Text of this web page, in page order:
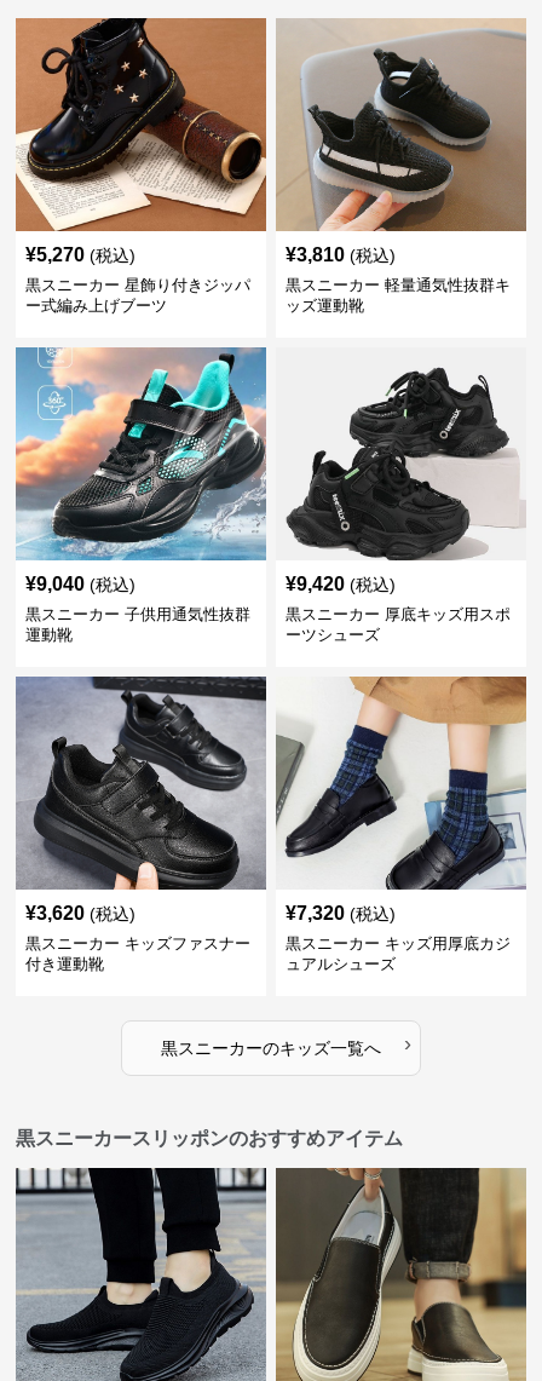
¥5,270 (税込)
黒スニーカー 星飾り付きジッパ
ー式編み上げブーツ
¥3,810 (税込)
黒スニーカー 軽量通気性抜群キ
ッズ運動靴
¥9,040 (税込)
黒スニーカー 子供用通気性抜群
運動靴
¥9,420 (税込)
黒スニーカー 厚底キッズ用スポ
ーツシューズ
¥3,620 (税込)
黒スニーカー キッズファスナー
付き運動靴
¥7,320 (税込)
黒スニーカー キッズ用厚底カジ
ュアルシューズ
黒スニーカーのキッズ一覧へ ›
黒スニーカースリッポンのおすすめアイテム